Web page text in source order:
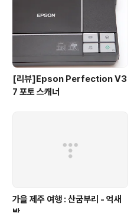
[리뷰]Epson Perfection V3
7 포토 스캐너
가을 제주 여행 : 산굼부리 - 억새